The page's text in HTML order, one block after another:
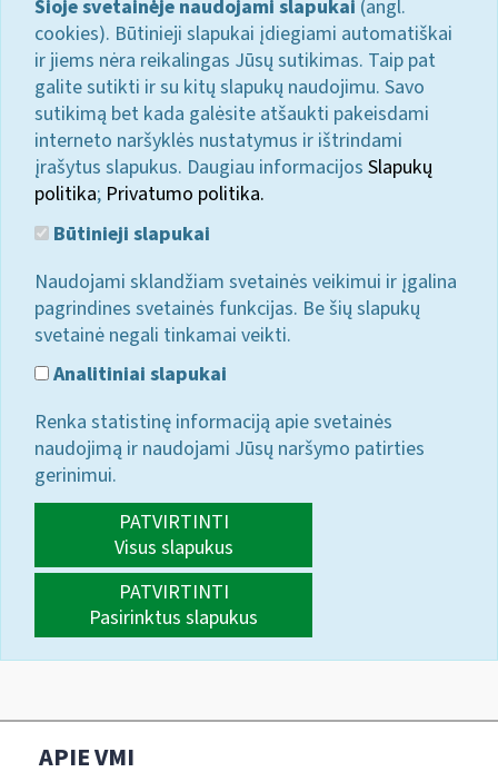
Šioje svetainėje naudojami slapukai (angl.
cookies). Būtinieji slapukai įdiegiami automatiškai
ir jiems nėra reikalingas Jūsų sutikimas. Taip pat
galite sutikti ir su kitų slapukų naudojimu. Savo
sutikimą bet kada galėsite atšaukti pakeisdami
interneto naršyklės nustatymus ir ištrindami
įrašytus slapukus. Daugiau informacijos Slapukų
politika; Privatumo politika.
Būtinieji slapukai
Naudojami sklandžiam svetainės veikimui ir įgalina
pagrindines svetainės funkcijas. Be šių slapukų
svetainė negali tinkamai veikti.
Analitiniai slapukai
Renka statistinę informaciją apie svetainės
naudojimą ir naudojami Jūsų naršymo patirties
gerinimui.
PATVIRTINTI
Visus slapukus
PATVIRTINTI
Pasirinktus slapukus
APIE VMI